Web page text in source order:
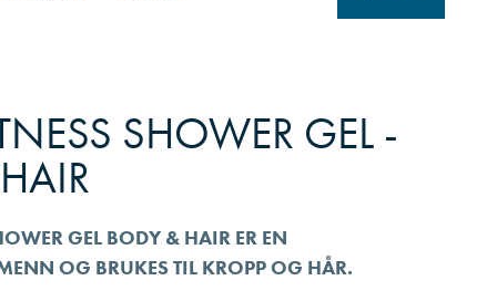
SHOWER GEL -
GEL BODY & HAIR ER EN
OG BRUKES TIL KROPP OG HÅR.